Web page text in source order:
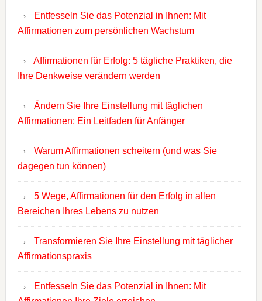
Entfesseln Sie das Potenzial in Ihnen: Mit
Affirmationen zum persönlichen Wachstum
Affirmationen für Erfolg: 5 tägliche Praktiken, die
Ihre Denkweise verändern werden
Ändern Sie Ihre Einstellung mit täglichen
Affirmationen: Ein Leitfaden für Anfänger
Warum Affirmationen scheitern (und was Sie
dagegen tun können)
5 Wege, Affirmationen für den Erfolg in allen
Bereichen Ihres Lebens zu nutzen
Transformieren Sie Ihre Einstellung mit täglicher
Affirmationspraxis
Entfesseln Sie das Potenzial in Ihnen: Mit